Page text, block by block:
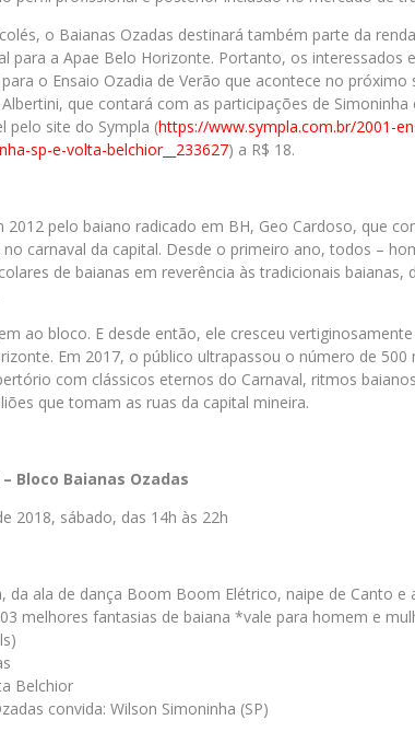
o Baianas Ozadas destinará também parte da
para a Apae Belo Horizonte. Portanto, os interessados
para o Ensaio Ozadia de Verão que acontece no
que contará com as participações de
pelo site do Sympla (https://www.sympla.com.br/2001-
sp-e-volta-belchior_ _233627) a R$ 18.
2012 pelo baiano radicado em BH, Geo Cardoso, que
carnaval da capital. Desde o primeiro ano, todos –
de baianas em reverência às tradicionais baianas,
ao bloco. E desde então, ele cresceu
Em 2017, o público ultrapassou o número de 500
com clássicos eternos do Carnaval, ritmos
que tomam as ruas da capital mineira.
Bloco Baianas Ozadas
2018, sábado, das 14h às 22h
da ala de dança Boom Boom Elétrico, naipe de Canto e
melhores fantasias de baiana *vale para homem e
Belchior
convida: Wilson Simoninha (SP)